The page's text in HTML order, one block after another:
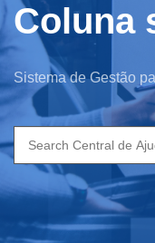
Coluna
Sistema de Gestão
Search
for: